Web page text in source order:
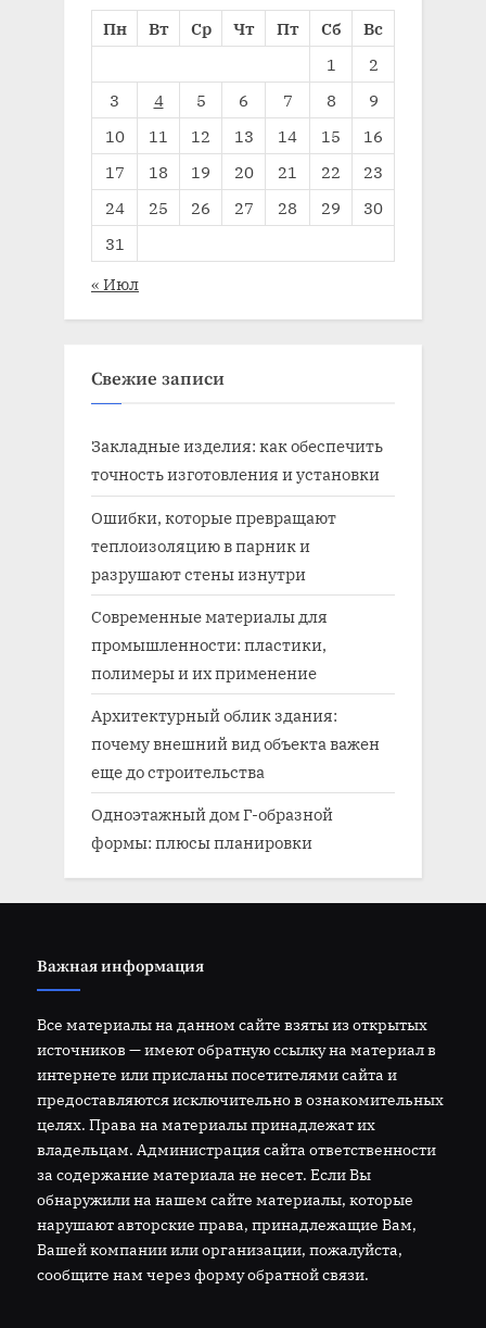
Пн
Вт Ср Чт Пт Сб
Вс
1
2
3
4 5 6 7 8
9
10
11 12 13 14 15
16
17
18 19 20 21 22
23
24
25 26 27 28 29
30
31
« Июл
Свежие записи
Закладные изделия: как обеспечить
точность изготовления и установки
Ошибки, которые превращают
теплоизоляцию в парник и
разрушают стены изнутри
Современные материалы для
промышленности: пластики,
полимеры и их применение
Архитектурный облик здания:
почему внешний вид объекта важен
еще до строительства
Одноэтажный дом Г-образной
формы: плюсы планировки
Важная информация
Все материалы на данном сайте взяты из открытых
источников — имеют обратную ссылку на материал в
интернете или присланы посетителями сайта и
предоставляются исключительно в ознакомительных
целях. Права на материалы принадлежат их
владельцам. Администрация сайта ответственности
за содержание материала не несет. Если Вы
обнаружили на нашем сайте материалы, которые
нарушают авторские права, принадлежащие Вам,
Вашей компании или организации, пожалуйста,
сообщите нам через форму обратной связи.